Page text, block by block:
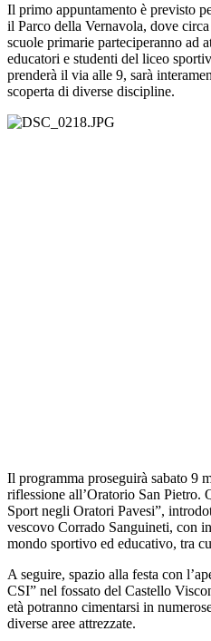
Il primo appuntamento è previsto
il Parco della Vernavola, dove
scuole primarie parteciperanno ad
educatori e studenti del liceo
prenderà il via alle 9, sarà
scoperta di diverse discipline.
Il programma proseguirà sabato 9
riflessione all’Oratorio San Pietro.
Sport negli Oratori Pavesi”,
vescovo Corrado Sanguineti, con
mondo sportivo ed educativo, tra
A seguire, spazio alla festa con
CSI” nel fossato del Castello
età potranno cimentarsi in
diverse aree attrezzate.